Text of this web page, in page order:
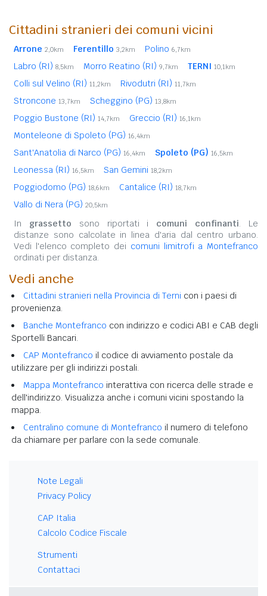
Cittadini stranieri dei comuni vicini
Arrone 2,0km Ferentillo 3,2km Polino 6,7km
Labro (RI) 8,5km Morro Reatino (RI) 9,7km TERNI 10,1km
Colli sul Velino (RI) 11,2km Rivodutri (RI) 11,7km
Stroncone 13,7km Scheggino (PG) 13,8km
Poggio Bustone (RI) 14,7km Greccio (RI) 16,1km
Monteleone di Spoleto (PG) 16,4km
Sant'Anatolia di Narco (PG) 16,4km Spoleto (PG) 16,5km
Leonessa (RI) 16,5km San Gemini 18,2km
Poggiodomo (PG) 18,6km Cantalice (RI) 18,7km
Vallo di Nera (PG) 20,5km
In grassetto sono riportati i comuni confinanti. Le
distanze sono calcolate in linea d'aria dal centro urbano.
Vedi l'elenco completo dei comuni limitrofi a Montefranco
ordinati per distanza.
Vedi anche
Cittadini stranieri nella Provincia di Terni con i paesi di
provenienza.
Banche Montefranco con indirizzo e codici ABI e CAB degli
Sportelli Bancari.
CAP Montefranco il codice di avviamento postale da
utilizzare per gli indirizzi postali.
Mappa Montefranco interattiva con ricerca delle strade e
dell'indirizzo. Visualizza anche i comuni vicini spostando la
mappa.
Centralino comune di Montefranco il numero di telefono
da chiamare per parlare con la sede comunale.
Note Legali
Privacy Policy
CAP Italia
Calcolo Codice Fiscale
Strumenti
Contattaci